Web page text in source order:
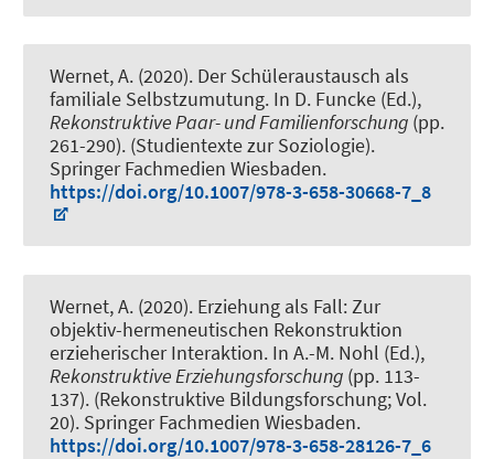
Wernet, A. (2020). Der Schüleraustausch als
familiale Selbstzumutung. In D. Funcke (Ed.),
Rekonstruktive Paar- und Familienforschung (pp.
261-290). (Studientexte zur Soziologie).
Springer Fachmedien Wiesbaden.
https://doi.org/10.1007/978-3-658-30668-7_8
Wernet, A. (2020). Erziehung als Fall: Zur
objektiv-hermeneutischen Rekonstruktion
erzieherischer Interaktion. In A.-M. Nohl (Ed.),
Rekonstruktive Erziehungsforschung (pp. 113-
137). (Rekonstruktive Bildungsforschung; Vol.
20). Springer Fachmedien Wiesbaden.
https://doi.org/10.1007/978-3-658-28126-7_6